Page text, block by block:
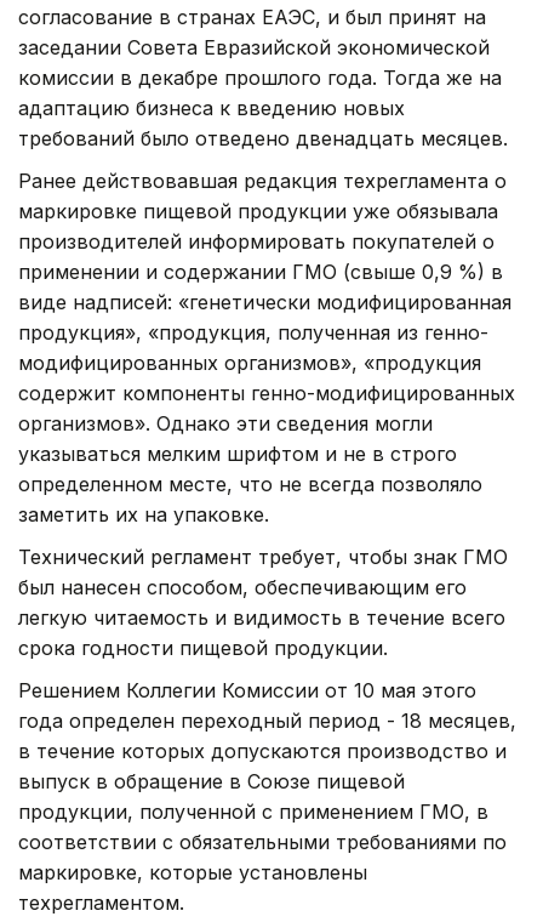
согласование в странах ЕАЭС, и был принят на
заседании Совета Евразийской экономической
комиссии в декабре прошлого года. Тогда же на
адаптацию бизнеса к введению новых
требований было отведено двенадцать месяцев.
Ранее действовавшая редакция техрегламента о
маркировке пищевой продукции уже обязывала
производителей информировать покупателей о
применении и содержании ГМО (свыше 0,9 %) в
виде надписей: «генетически модифицированная
продукция», «продукция, полученная из генно-
модифицированных организмов», «продукция
содержит компоненты генно-модифицированных
организмов». Однако эти сведения могли
указываться мелким шрифтом и не в строго
определенном месте, что не всегда позволяло
заметить их на упаковке.
Технический регламент требует, чтобы знак ГМО
был нанесен способом, обеспечивающим его
легкую читаемость и видимость в течение всего
срока годности пищевой продукции.
Решением Коллегии Комиссии от 10 мая этого
года определен переходный период - 18 месяцев,
в течение которых допускаются производство и
выпуск в обращение в Союзе пищевой
продукции, полученной с применением ГМО, в
соответствии с обязательными требованиями по
маркировке, которые установлены
техрегламентом.